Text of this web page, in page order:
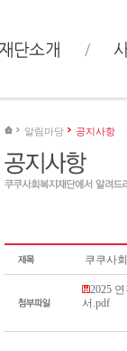
알림마당 공지사항
쿠쿠사
2025
서.pdf